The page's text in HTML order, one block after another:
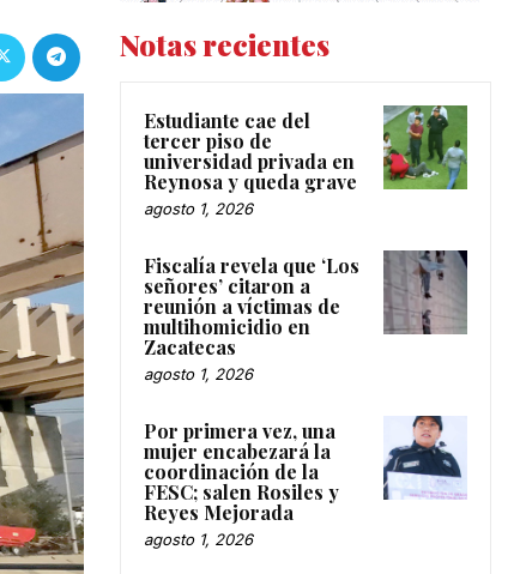
Notas recientes
Estudiante cae del
tercer piso de
universidad privada en
Reynosa y queda grave
agosto 1, 2026
Fiscalía revela que ‘Los
señores’ citaron a
reunión a víctimas de
multihomicidio en
Zacatecas
agosto 1, 2026
Por primera vez, una
mujer encabezará la
coordinación de la
FESC; salen Rosiles y
Reyes Mejorada
agosto 1, 2026